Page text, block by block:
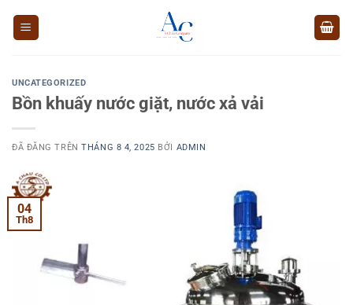
UNCATEGORIZED
Bồn khuấy nước giặt, nước xả vải
ĐÃ ĐĂNG TRÊNTHÁNG 8 4, 2025 BỞI ADMIN
04
Th8